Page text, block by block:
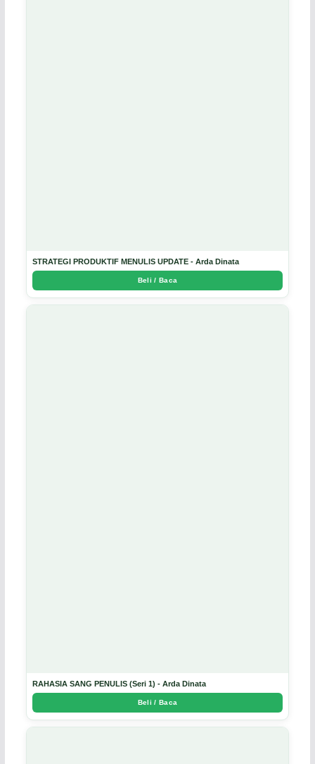
STRATEGI PRODUKTIF MENULIS UPDATE - Arda Dinata
Beli / Baca
RAHASIA SANG PENULIS (Seri 1) - Arda Dinata
Beli / Baca